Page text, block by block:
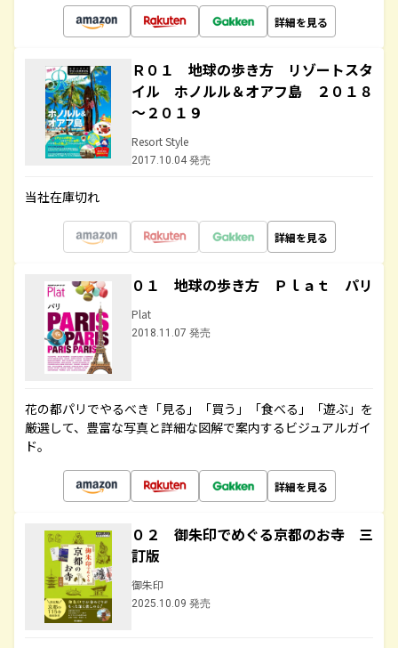
詳細を見る
Ｒ０１ 地球の歩き方 リゾートスタ
イル ホノルル＆オアフ島 ２０１８
～２０１９
Resort Style
2017.10.04 発売
当社在庫切れ
詳細を見る
０１ 地球の歩き方 Ｐｌａｔ パリ
Plat
2018.11.07 発売
花の都パリでやるべき「見る」「買う」「食べる」「遊ぶ」を
厳選して、豊富な写真と詳細な図解で案内するビジュアルガイ
ド。
詳細を見る
０２ 御朱印でめぐる京都のお寺 三
訂版
御朱印
2025.10.09 発売